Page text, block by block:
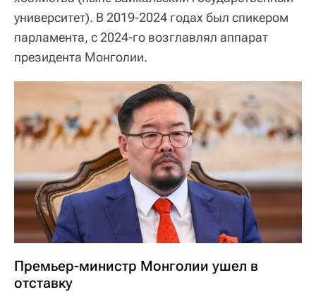
университет). В 2019-2024 годах был спикером
парламента, с 2024-го возглавлял аппарат
президента Монголии.
Премьер-министр Монголии ушел в
отставку